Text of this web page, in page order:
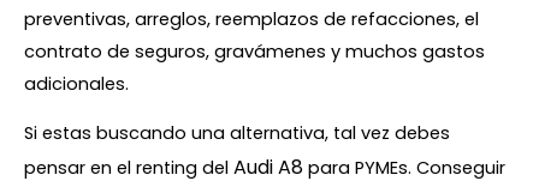
preventivas, arreglos, reemplazos de refacciones, el
contrato de seguros, gravámenes y muchos gastos
adicionales.
Si estas buscando una alternativa, tal vez debes
pensar en el renting del Audi A8 para PYMEs. Conseguir